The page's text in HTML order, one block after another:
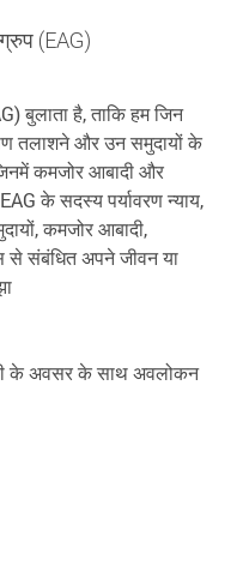
(EAG)
बुलाता है, ताकि हम जिन
तलाशने और उन समुदायों के
कमजोर आबादी और
के सदस्य पर्यावरण न्याय,
कमजोर आबादी,
संबंधित अपने जीवन या
के अवसर के साथ अवलोकन